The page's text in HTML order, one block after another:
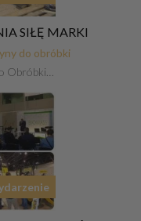
SIŁĘ MARKI
do obróbki
Obróbki…